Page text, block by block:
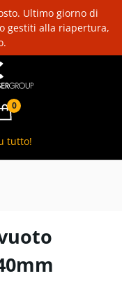
Ultimo giorno di
gestiti alla riapertura,
0
tutto!